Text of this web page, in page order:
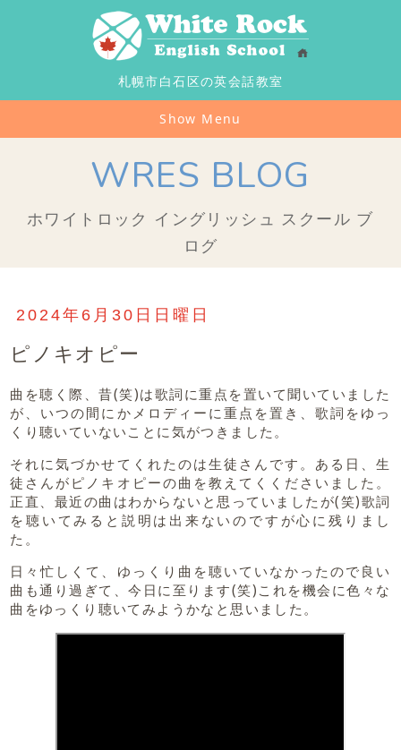
札幌市白石区の英会話教室
Show Menu
WRES BLOG
ホワイトロック イングリッシュ スクール ブ
ログ
2024年6月30日日曜日
ピノキオピー
曲を聴く際、昔(笑)は歌詞に重点を置いて聞いていました
が、いつの間にかメロディーに重点を置き、歌詞をゆっ
くり聴いていないことに気がつきました。
それに気づかせてくれたのは生徒さんです。ある日、生
徒さんがピノキオピーの曲を教えてくくださいました。
正直、最近の曲はわからないと思っていましたが(笑)歌詞
を聴いてみると説明は出来ないのですが心に残りまし
た。
日々忙しくて、ゆっくり曲を聴いていなかったので良い
曲も通り過ぎて、今日に至ります(笑)これを機会に色々な
曲をゆっくり聴いてみようかなと思いました。